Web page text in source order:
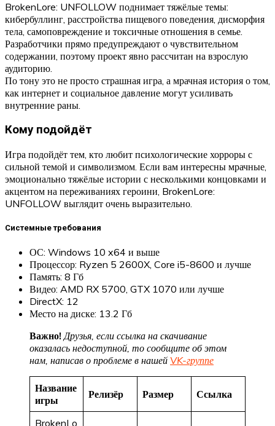
BrokenLore: UNFOLLOW поднимает тяжёлые темы:
кибербуллинг, расстройства пищевого поведения, дисморфия
тела, самоповреждение и токсичные отношения в семье.
Разработчики прямо предупреждают о чувствительном
содержании, поэтому проект явно рассчитан на взрослую
аудиторию.
По тону это не просто страшная игра, а мрачная история о том,
как интернет и социальное давление могут усиливать
внутренние раны.
Кому подойдёт
Игра подойдёт тем, кто любит психологические хорроры с
сильной темой и символизмом. Если вам интересны мрачные,
эмоционально тяжёлые истории с несколькими концовками и
акцентом на переживаниях героини, BrokenLore:
UNFOLLOW выглядит очень выразительно.
Системные требования
ОС: Windows 10 x64 и выше
Процессор: Ryzen 5 2600X, Core i5-8600 и лучше
Память: 8 Гб
Видео: AMD RX 5700, GTX 1070 или лучше
DirectX: 12
Место на диске: 13.2 Гб
Важно! Друзья, если ссылка на скачивание
оказалась недоступной, то сообщите об этом
нам, написав о проблеме в нашей VK-группе
Название
игры
Релизёр Размер Ссылка
BrokenLo